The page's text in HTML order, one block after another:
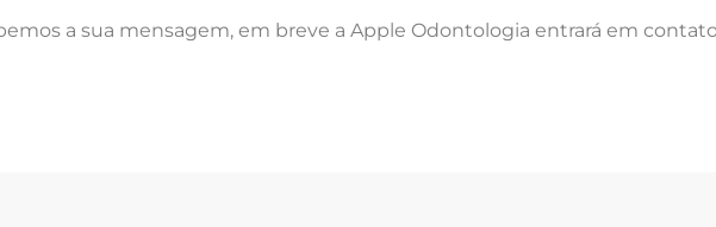
a sua mensagem, em breve a Apple Odontologia entrará em